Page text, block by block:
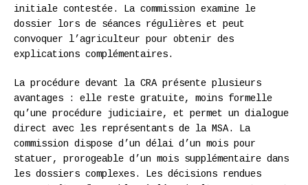
initiale contestée. La commission examine le
dossier lors de séances régulières et peut
convoquer l’agriculteur pour obtenir des
explications complémentaires.
La procédure devant la CRA présente plusieurs
avantages : elle reste gratuite, moins formelle
qu’une procédure judiciaire, et permet un dialogue
direct avec les représentants de la MSA. La
commission dispose d’un délai d’un mois pour
statuer, prorogeable d’un mois supplémentaire dans
les dossiers complexes. Les décisions rendues